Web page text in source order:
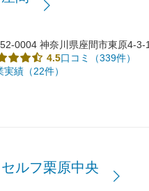
0004 神奈川県座間市東原4-3-
4.5口コミ（339件）
実績（22件）
ルフ栗原中央